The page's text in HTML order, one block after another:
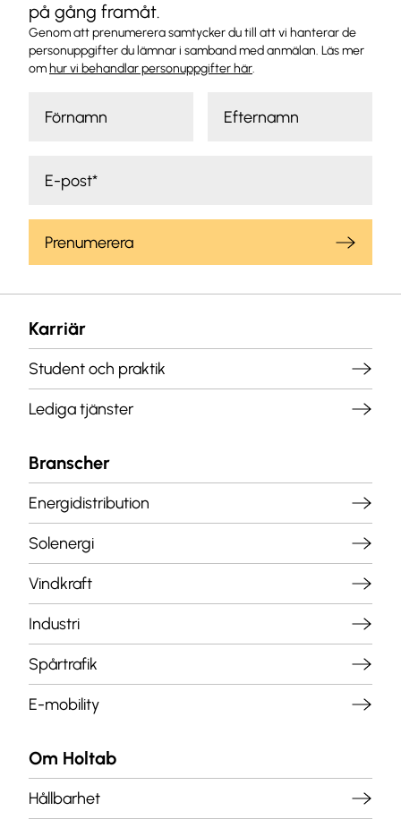
på gång framåt.
Genom att prenumerera samtycker du till att vi hanterar de
personuppgifter du lämnar i samband med anmälan. Läs mer
om hur vi behandlar personuppgifter här.
Prenumerera
Karriär
Student och praktik
Lediga tjänster
Branscher
Energidistribution
Solenergi
Vindkraft
Industri
Spårtrafik
E-mobility
Om Holtab
Hållbarhet